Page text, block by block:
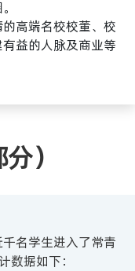
高端名校校董、校
益的人脉及商业等
）
名学生进入了常青
数据如下：